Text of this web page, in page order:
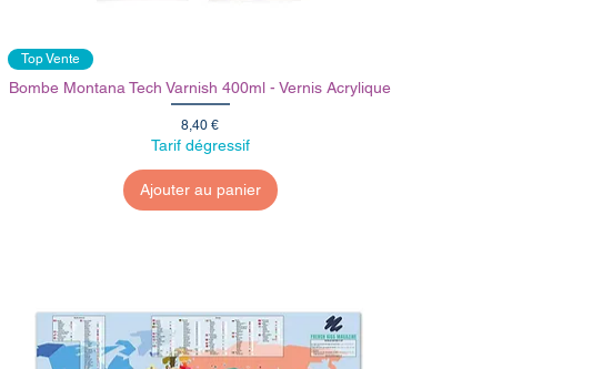
Top Vente
Bombe Montana Tech Varnish 400ml - Vernis Acrylique
Prix
8,40 €
Tarif dégressif
Ajouter au panier